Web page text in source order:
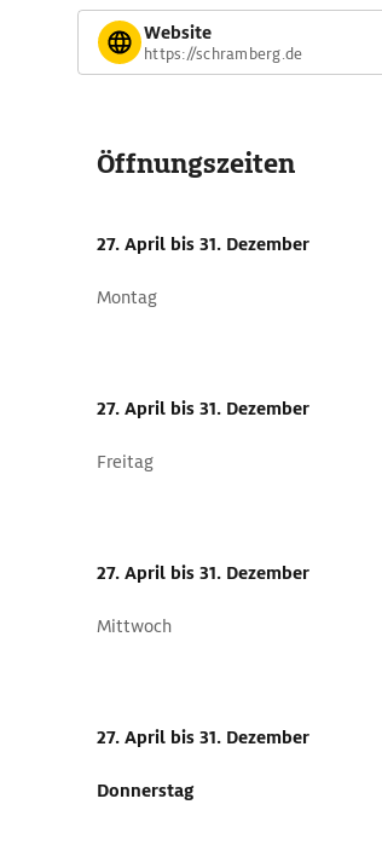
Website
https://schramberg.de
Öffnungszeiten
27. April bis 31. Dezember
Montag
27. April bis 31. Dezember
Freitag
27. April bis 31. Dezember
Mittwoch
27. April bis 31. Dezember
Donnerstag